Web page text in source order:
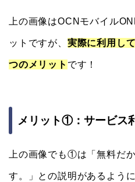
上の画像はOCNモバイル
ットですが、 実際に利用し
つのメリット です！
メリット①：サービス
上の画像でも①は「無料だ
す。」との説明があるよう